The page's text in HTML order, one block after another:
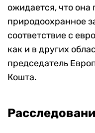
ожидается, что она
природоохранное
соответствие с
как и в других
председатель
Кошта.